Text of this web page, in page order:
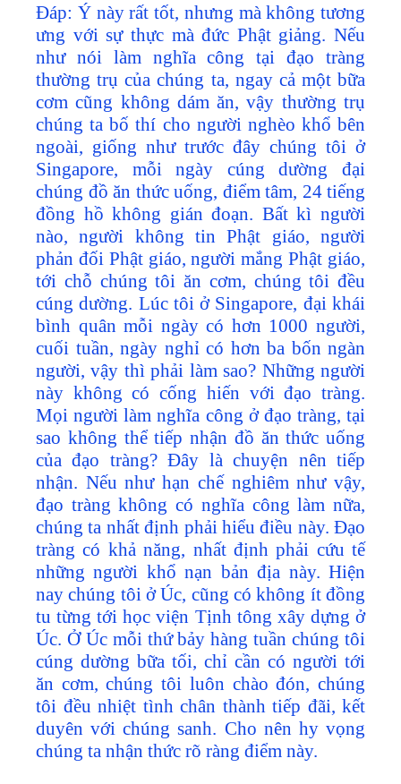
Đáp: Ý này rất tốt, nhưng mà không tương
ưng với sự thực mà đức Phật giảng. Nếu
như nói làm nghĩa công tại đạo tràng
thường trụ của chúng ta, ngay cả một bữa
cơm cũng không dám ăn, vậy thường trụ
chúng ta bố thí cho người nghèo khổ bên
ngoài, giống như trước đây chúng tôi ở
Singapore, mỗi ngày cúng dường đại
chúng đồ ăn thức uống, điểm tâm, 24 tiếng
đồng hồ không gián đoạn. Bất kì người
nào, người không tin Phật giáo, người
phản đối Phật giáo, người mắng Phật giáo,
tới chỗ chúng tôi ăn cơm, chúng tôi đều
cúng dường. Lúc tôi ở Singapore, đại khái
bình quân mỗi ngày có hơn 1000 người,
cuối tuần, ngày nghỉ có hơn ba bốn ngàn
người, vậy thì phải làm sao? Những người
này không có cống hiến với đạo tràng.
Mọi người làm nghĩa công ở đạo tràng, tại
sao không thể tiếp nhận đồ ăn thức uống
của đạo tràng? Đây là chuyện nên tiếp
nhận. Nếu như hạn chế nghiêm như vậy,
đạo tràng không có nghĩa công làm nữa,
chúng ta nhất định phải hiểu điều này. Đạo
tràng có khả năng, nhất định phải cứu tế
những người khổ nạn bản địa này. Hiện
nay chúng tôi ở Úc, cũng có không ít đồng
tu từng tới học viện Tịnh tông xây dựng ở
Úc. Ở Úc mỗi thứ bảy hàng tuần chúng tôi
cúng dường bữa tối, chỉ cần có người tới
ăn cơm, chúng tôi luôn chào đón, chúng
tôi đều nhiệt tình chân thành tiếp đãi, kết
duyên với chúng sanh. Cho nên hy vọng
chúng ta nhận thức rõ ràng điểm này.